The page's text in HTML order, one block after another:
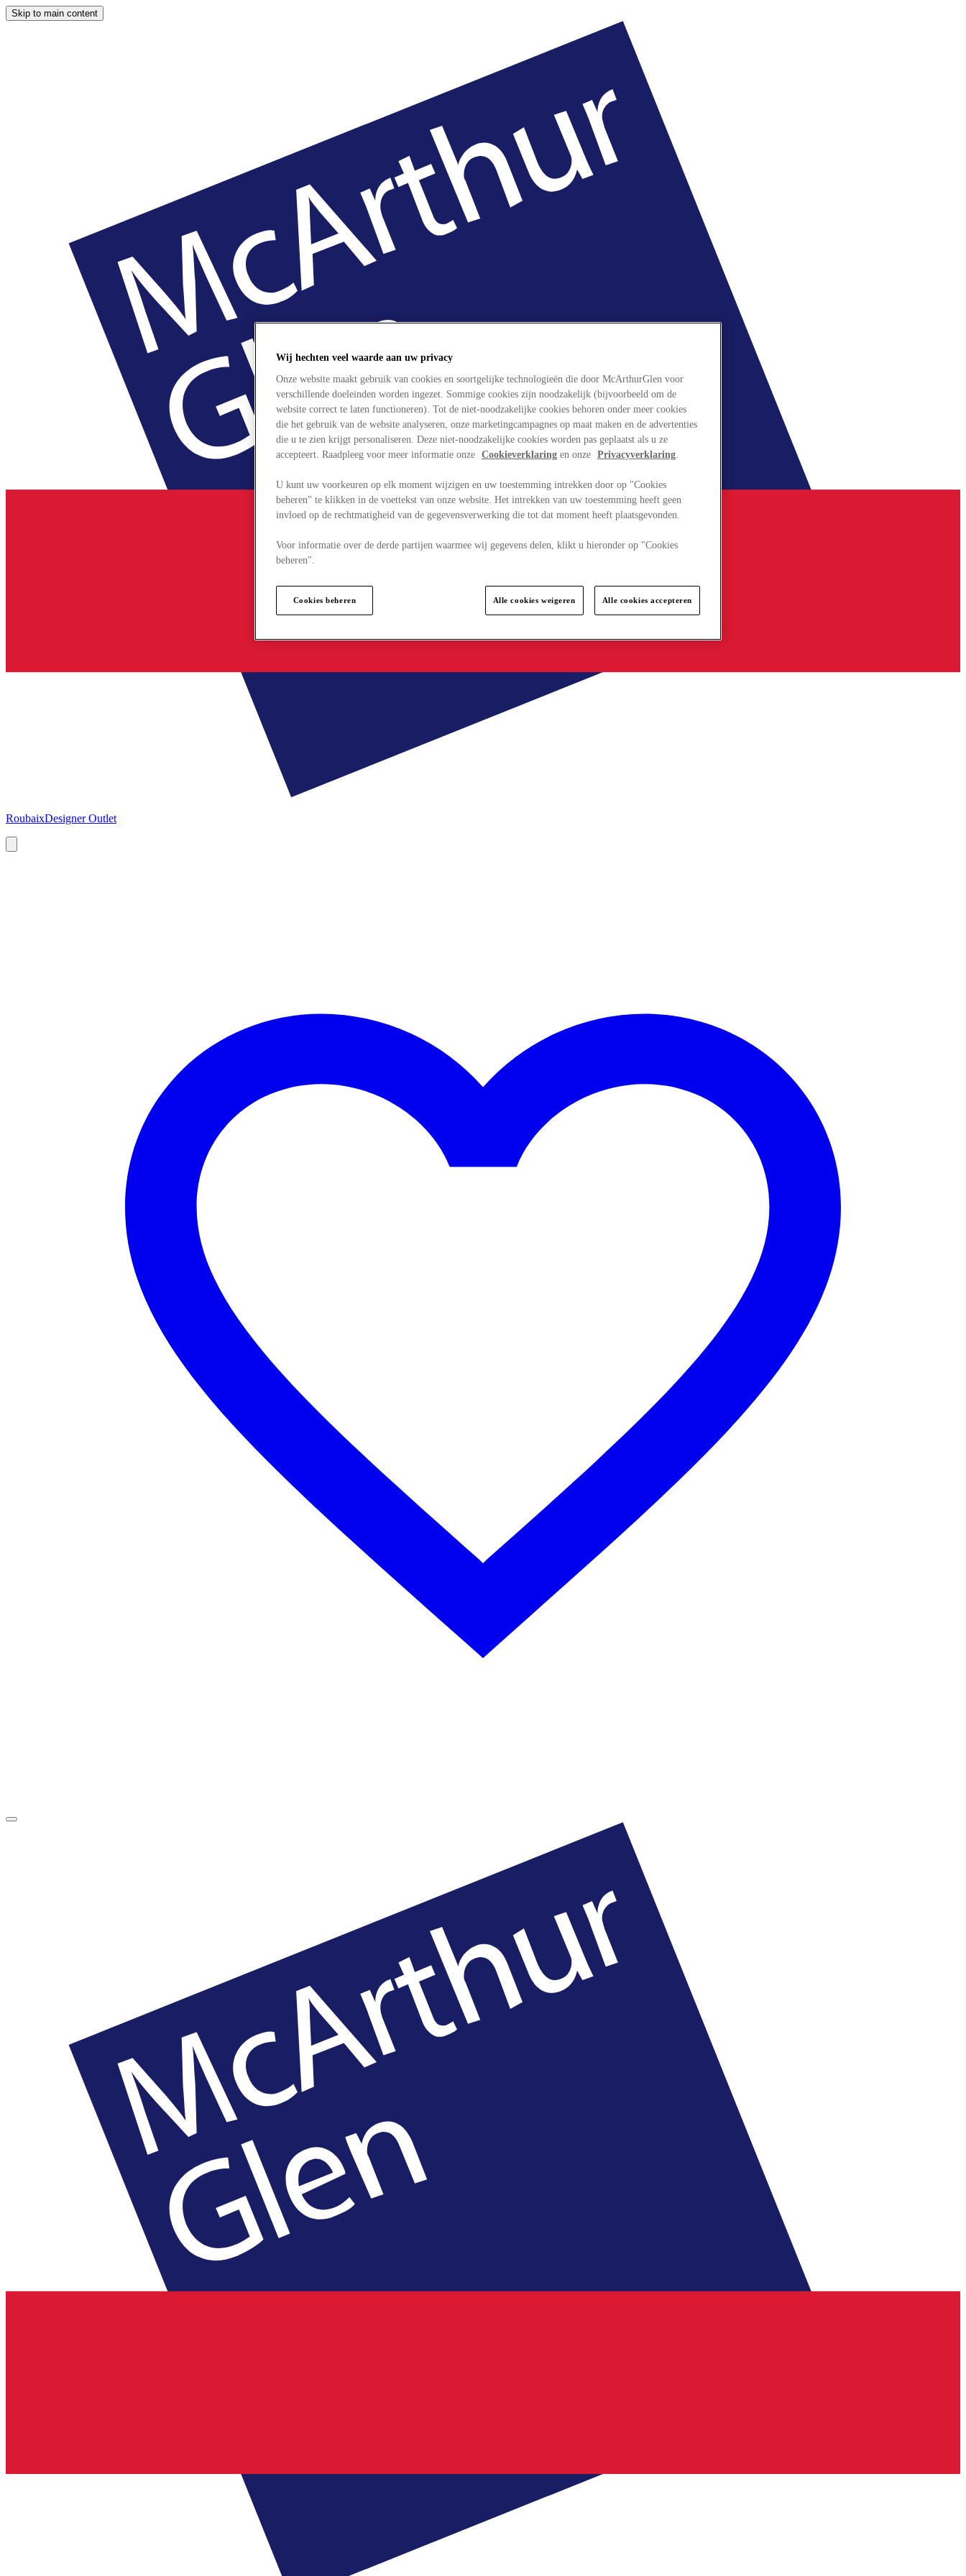
Skip to main content
RoubaixDesigner Outlet
Wij hechten veel waarde aan uw privacy
Onze website maakt gebruik van cookies en soortgelijke technologieën die door McArthurGlen voor
verschillende doeleinden worden ingezet. Sommige cookies zijn noodzakelijk (bijvoorbeeld om de
website correct te laten functioneren). Tot de niet-noodzakelijke cookies behoren onder meer cookies
die het gebruik van de website analyseren, onze marketingcampagnes op maat maken en de advertenties
die u te zien krijgt personaliseren. Deze niet-noodzakelijke cookies worden pas geplaatst als u ze
accepteert. Raadpleeg voor meer informatie onze Cookieverklaring en onze Privacyverklaring.
U kunt uw voorkeuren op elk moment wijzigen en uw toestemming intrekken door op "Cookies
beheren" te klikken in de voettekst van onze website. Het intrekken van uw toestemming heeft geen
invloed op de rechtmatigheid van de gegevensverwerking die tot dat moment heeft plaatsgevonden.
Voor informatie over de derde partijen waarmee wij gegevens delen, klikt u hieronder op "Cookies
beheren".
Cookies beheren Alle cookies weigeren Alle cookies accepteren